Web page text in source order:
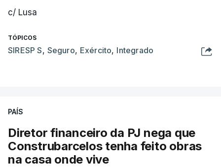
c/ Lusa
TÓPICOS
SIRESP S, Seguro, Exército, Integrado
PAÍS
Diretor financeiro da PJ nega que
Construbarcelos tenha feito obras
na casa onde vive